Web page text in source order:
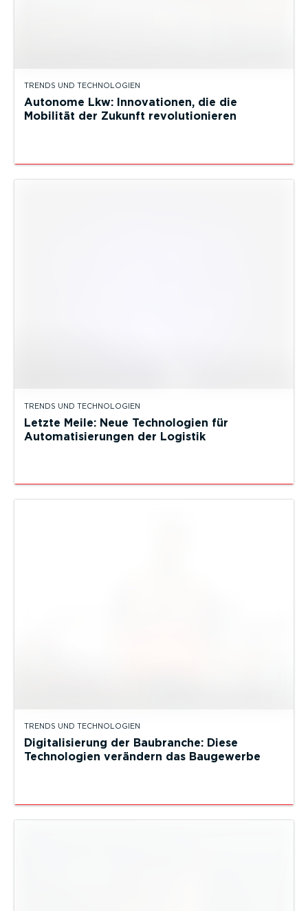
TRENDS UND TECHNOLOGIEN
Autonome Lkw: Innovationen, die die
Mobilität der Zukunft revolutionieren
TRENDS UND TECHNOLOGIEN
Letzte Meile: Neue Technologien für
Automatisierungen der Logistik
TRENDS UND TECHNOLOGIEN
Digitalisierung der Baubranche: Diese
Technologien verändern das Baugewerbe